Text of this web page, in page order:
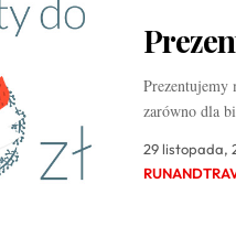
Prezentujemy
zarówno dla
29 listopada,